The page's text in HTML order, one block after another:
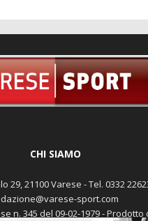
29, 21100 Varese - Tel. 0332
n. 345 del 09-02-1979 - Prodotto
Michele Marocco -
Pubblicità